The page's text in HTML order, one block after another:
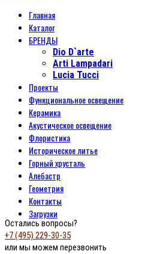
Главная
Каталог
БРЕНДЫ
Dio D`arte
Arti Lampadari
Lucia Tucci
Проекты
Функциональное освещение
Керамика
Акустическое освещение
Флористика
Историческое литье
Горный хрусталь
Алебастр
Геометрия
Контакты
Загрузки
Остались вопросы?
+7 (495) 229-30-35
или мы можем перезвонить